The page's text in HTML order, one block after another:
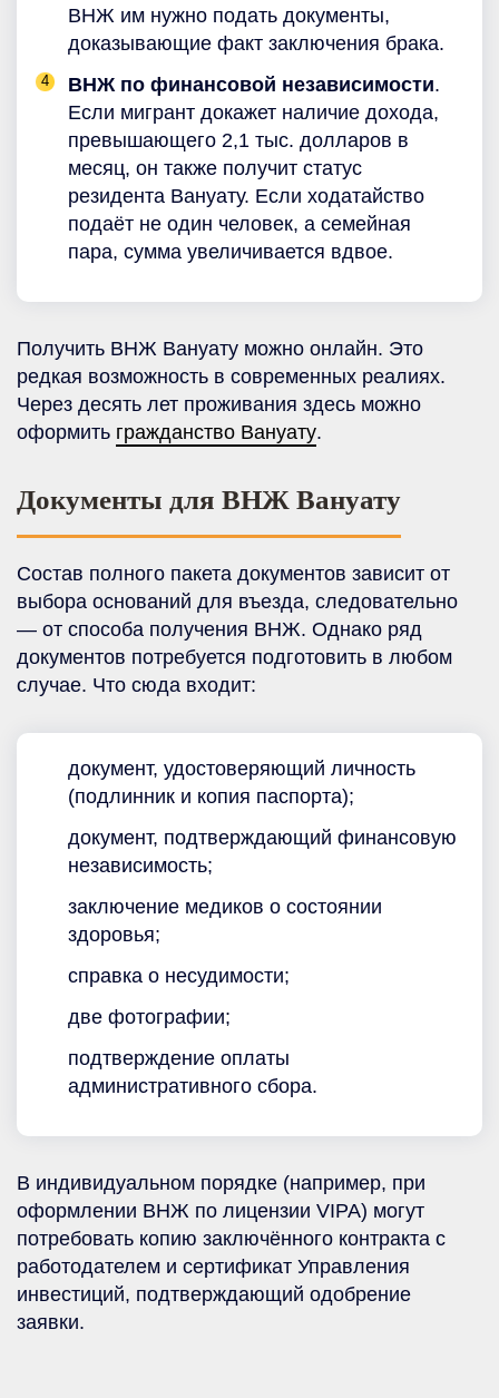
ВНЖ им нужно подать документы,
доказывающие факт заключения брака.
ВНЖ по финансовой независимости.
Если мигрант докажет наличие дохода,
превышающего 2,1 тыс. долларов в
месяц, он также получит статус
резидента Вануату. Если ходатайство
подаёт не один человек, а семейная
пара, сумма увеличивается вдвое.
Получить ВНЖ Вануату можно онлайн. Это
редкая возможность в современных реалиях.
Через десять лет проживания здесь можно
оформить гражданство Вануату.
Документы для ВНЖ Вануату
Состав полного пакета документов зависит от
выбора оснований для въезда, следовательно
— от способа получения ВНЖ. Однако ряд
документов потребуется подготовить в любом
случае. Что сюда входит:
документ, удостоверяющий личность
(подлинник и копия паспорта);
документ, подтверждающий финансовую
независимость;
заключение медиков о состоянии
здоровья;
справка о несудимости;
две фотографии;
подтверждение оплаты
административного сбора.
В индивидуальном порядке (например, при
оформлении ВНЖ по лицензии VIPA) могут
потребовать копию заключённого контракта с
работодателем и сертификат Управления
инвестиций, подтверждающий одобрение
заявки.